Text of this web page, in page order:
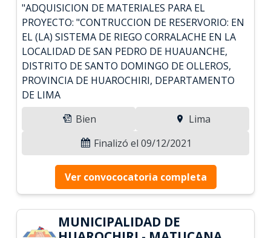
"ADQUISICION DE MATERIALES PARA EL
PROYECTO: "CONTRUCCION DE RESERVORIO: EN
EL (LA) SISTEMA DE RIEGO CORRALACHE EN LA
LOCALIDAD DE SAN PEDRO DE HUAUANCHE,
DISTRITO DE SANTO DOMINGO DE OLLEROS,
PROVINCIA DE HUAROCHIRI, DEPARTAMENTO
DE LIMA
Bien
Lima
Finalizó el 09/12/2021
Ver convococatoria completa
MUNICIPALIDAD DE